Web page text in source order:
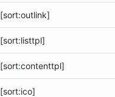
[sort:outlink]
[sort:listtpl]
[sort:contenttpl]
[sort:ico]